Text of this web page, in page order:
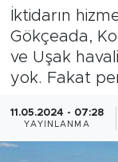
İktidarın
Gökçeada,
ve Uşak
yok. Fakat
11.05.2024 - 07:28
YAYINLANMA
FİNANS
DÜNYA
Süper Lig
Tüm
Haber